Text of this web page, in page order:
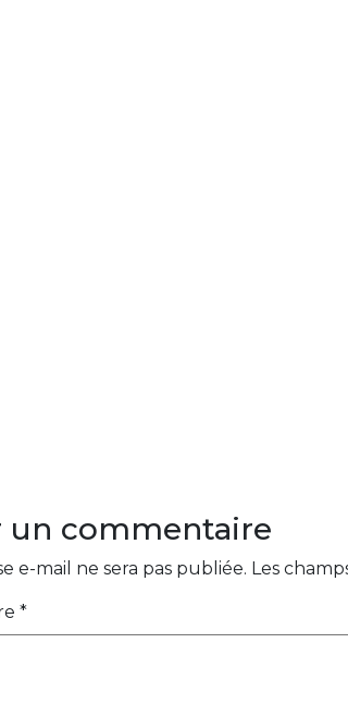
un commentaire
e-mail ne sera pas publiée. Les
*